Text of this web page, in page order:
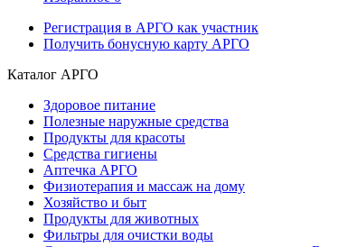
Регистрация в АРГО как участник
Получить бонусную карту АРГО
Каталог АРГО
Здоровое питание
Полезные наружные средства
Продукты для красоты
Средства гигиены
Аптечка АРГО
Физиотерапия и массаж на дому
Хозяйство и быт
Продукты для животных
Фильтры для очистки воды